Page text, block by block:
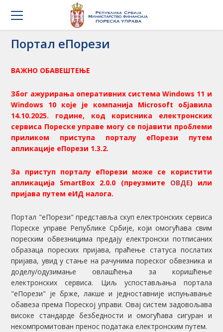
Портал еПорези
ВАЖНО ОБАВЕШТЕЊЕ
Због ажурирања оперативних системаWindows 11 и
Windows 10 које је компанија Microsoft објавила
14.10.2025. године, код корисника електронских
сервиса Пореске управе могу се појавити проблеми
приликом приступа порталу еПорези путем
апликације еПорези 1.3.2.
За приступ порталу еПорези може се користити
апликација SmartBox 2.0.0 (преузмите ОВДЕ) или
пријава путем еИД налога.
Портал "еПорези" представља скуп електронских сервиса
Пореске управе Републике Србије, који омогућава свим
пореским обвезницима предају електронски потписаних
образаца пореских пријава, праћење статуса послатих
пријава, увид у стање на рачунима пореског обвезника и
доделу/одузимање овлашћења за коришћење
електронских сервиса. Циљ успостављања портала
"еПорези" је брже, лакше и једноставније испуњавање
обавеза према Пореској управи. Овај систем задовољава
високе стандарде безбедности и омогућава сигуран и
некомпромитован пренос података електронским путем.